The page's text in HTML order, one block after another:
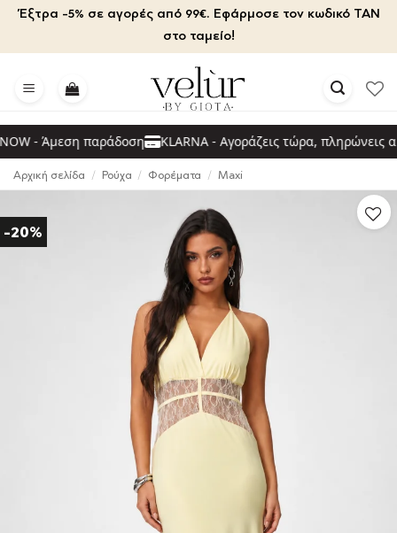
Μετάβαση
περιεχόμενο
Έξτρα -5% σε αγορές από 99€. Εφάρμοσε τον κωδικό TAN
στο ταμείο!
- Άμεση παράδοση KLARNA - Αγοράζεις τώρα, πληρώνεις
Αρχική σελίδα / Ρούχα / Φορέματα / Maxi
-20%